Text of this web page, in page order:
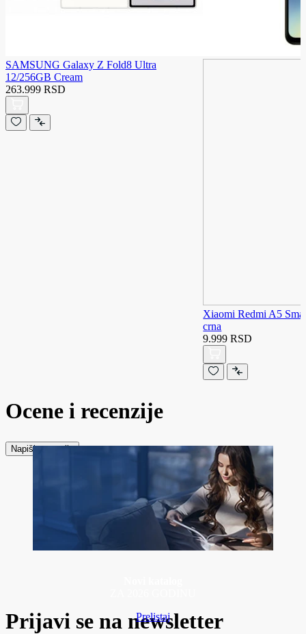
SAMSUNG Galaxy Z Fold8 Ultra
12/256GB Cream
263.999 RSD
Xiaomi Redmi A5
crna
9.999 RSD
Ocene i recenzije
Napiši recenziju
Prelistaj
Prijavi se na newsletter